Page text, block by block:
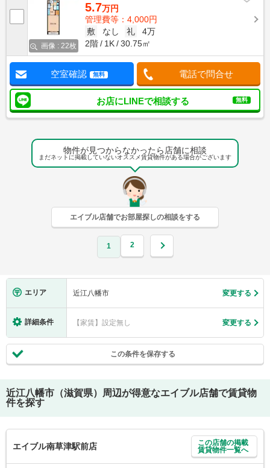
画像 : 22枚
5.7万円
管理費等：4,000円
敷
なし 礼
4万
2階
1K 30.75㎡
空室確認 無料 電話で問合せ
お店にLINEで相談する 無料
物件が見つからなかったら店舗に相談
まだネットに掲載していないオススメ賃貸物件がある場合がございます
エイブル店舗でお部屋探しの相談をする
1 2
エリア 近江八幡市 変更する
詳細条件 【家賃】設定無し 変更する
この条件を保存する
近江八幡市（滋賀県）
周辺が得意なエイブル店舗で賃貸物
件を探す
エイブル南草津駅前店
この店舗の掲載
賃貸物件一覧へ